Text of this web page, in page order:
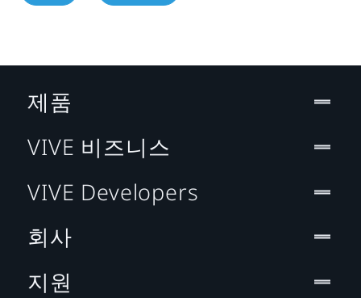
제품
VIVE 비즈니스
VIVE Developers
회사
지원